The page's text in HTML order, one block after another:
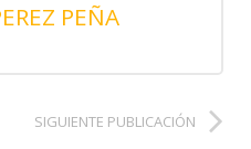
PEÑA
SIGUIENTE PUBLICACIÓN